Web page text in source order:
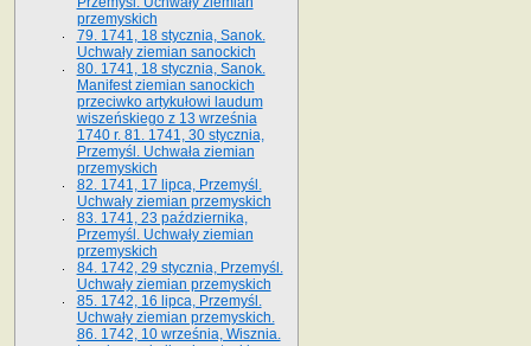
przemyskich
79. 1741, 18 stycznia, Sanok.
Uchwały ziemian sanockich
80. 1741, 18 stycznia, Sanok.
Manifest ziemian sanockich
przeciwko artykułowi laudum
wiszeńskiego z 13 wrze­śnia
1740 r. 81. 1741, 30 stycznia,
Przemyśl. Uchwała ziemian
przemyskich
82. 1741, 17 lipca, Przemyśl.
Uchwały ziemian przemyskich
83. 1741, 23 października,
Przemyśl. Uchwały ziemian
przemyskich
84. 1742, 29 stycznia, Przemyśl.
Uchwały ziemian przemyskich
85. 1742, 16 lipca, Przemyśl.
Uchwały ziemian przemyskich.
86. 1742, 10 września, Wisznia.